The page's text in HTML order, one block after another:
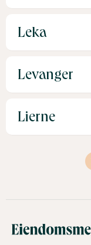
Leka
Levanger
Lierne